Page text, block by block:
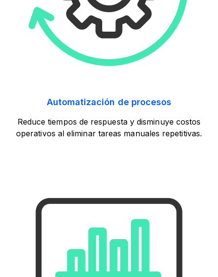
Automatización de procesos
Reduce tiempos de respuesta y disminuye costos
operativos al eliminar tareas manuales repetitivas.